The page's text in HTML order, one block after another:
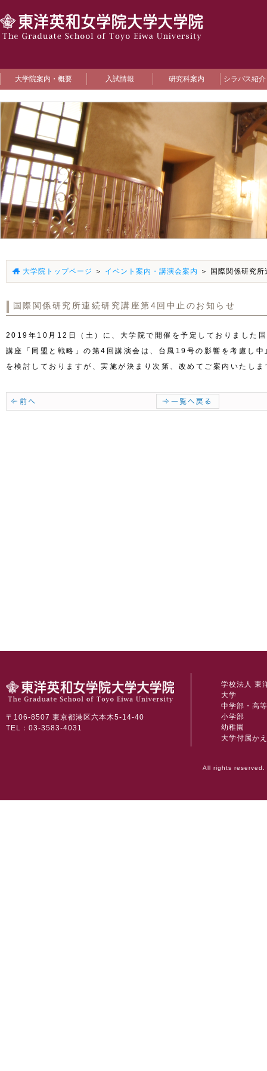
大学院案内・概要 入試情報 研究科案内 シラバス紹
大学院トップページ ＞ イベント案内・講演会案内 ＞ 国際関係研究
国際関係研究所連続研究講座第4回中止のお知らせ
2019年10月12日（土）に、大学院で開催を予定しておりました
講座「同盟と戦略」の第4回講演会は、台風19号の影響を考慮し
を検討しておりますが、実施が決まり次第、改めてご案内いたしま
〒106-8507 東京都港区六本木5-14-40
TEL：03-3583-4031
学校法人 東
大学
中学部・高
小学部
幼稚園
大学付属か
All rights reserved.